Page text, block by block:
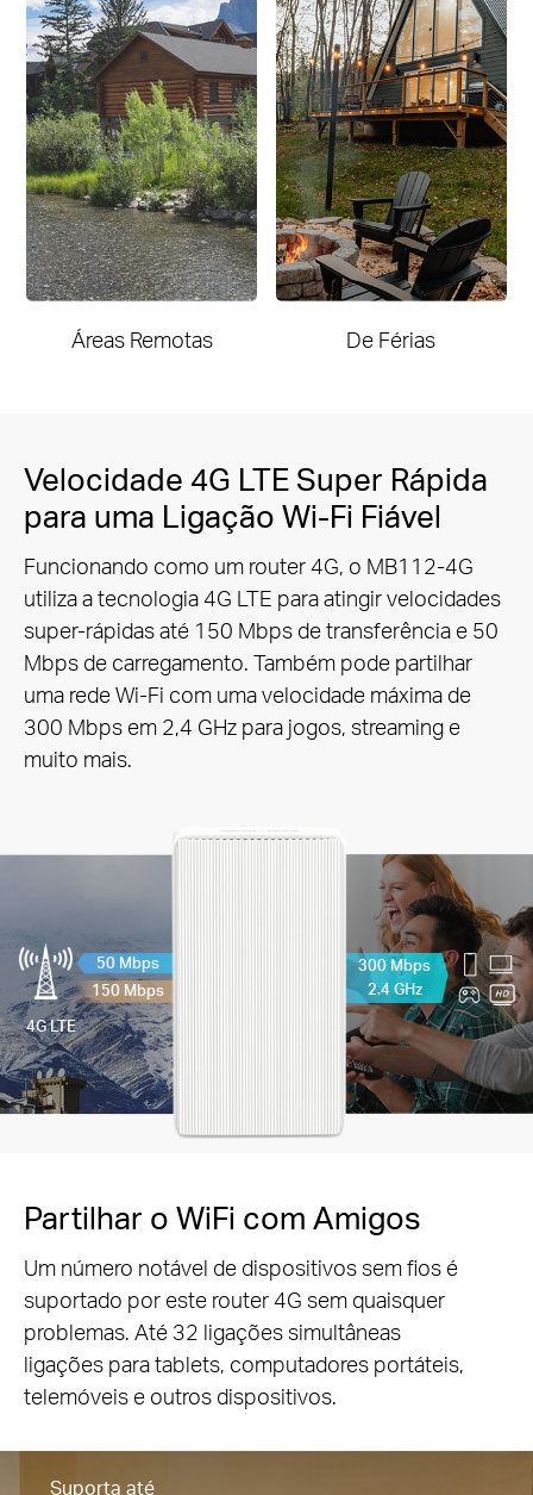
Áreas Remotas De Férias
Velocidade 4G LTE Super Rápida
para uma Ligação Wi-Fi Fiável
Funcionando como um router 4G, o MB112-4G
utiliza a tecnologia 4G LTE para atingir velocidades
super-rápidas até 150 Mbps de transferência e 50
Mbps de carregamento. Também pode partilhar
uma rede Wi-Fi com uma velocidade máxima de
300 Mbps em 2,4 GHz para jogos, streaming e
muito mais.
50 Mbps
150 Mbps
4G LTE
300 Mbps
2.4 GHz
Partilhar o WiFi com Amigos
Um número notável de dispositivos sem fios é
suportado por este router 4G sem quaisquer
problemas. Até 32 ligações simultâneas
ligações para tablets, computadores portáteis,
telemóveis e outros dispositivos.
Suporta até